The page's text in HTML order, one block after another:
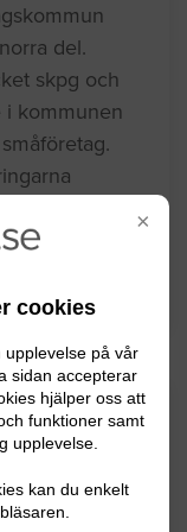
×
cookies
på vår
sidan accepterar
hjälper oss att
funktioner samt
upplevelse.
kan du enkelt
del.
skpg och
i kommunen